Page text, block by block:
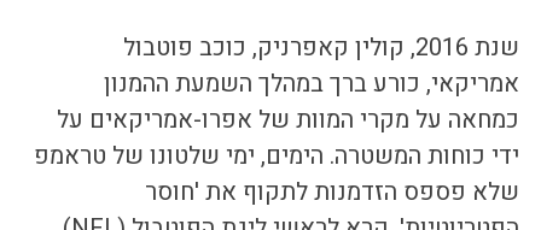
שנת 2016, קולין קאפרניק, כוכב פוטבול
אמריקאי, כורע ברך במהלך השמעת ההמנון
כמחאה על מקרי המוות של אפרו-אמריקאים על
ידי כוחות המשטרה. הימים, ימי שלטונו של טראמפ
שלא פספס הזדמנות לתקוף את 'חוסר